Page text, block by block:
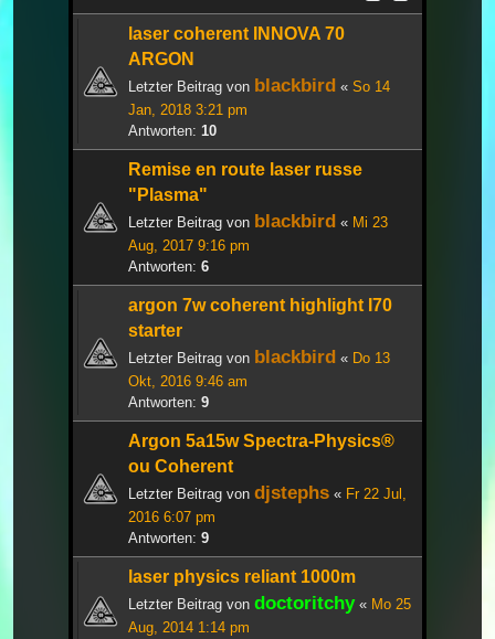
laser coherent INNOVA 70
ARGON
Letzter Beitrag von blackbird « So 14
Jan, 2018 3:21 pm
Antworten: 10
Remise en route laser russe
"Plasma"
Letzter Beitrag von blackbird « Mi 23
Aug, 2017 9:16 pm
Antworten: 6
argon 7w coherent highlight I70
starter
Letzter Beitrag von blackbird « Do 13
Okt, 2016 9:46 am
Antworten: 9
Argon 5a15w Spectra-Physics®
ou Coherent
Letzter Beitrag von djstephs « Fr 22 Jul,
2016 6:07 pm
Antworten: 9
laser physics reliant 1000m
Letzter Beitrag von doctoritchy« Mo 25
Aug, 2014 1:14 pm